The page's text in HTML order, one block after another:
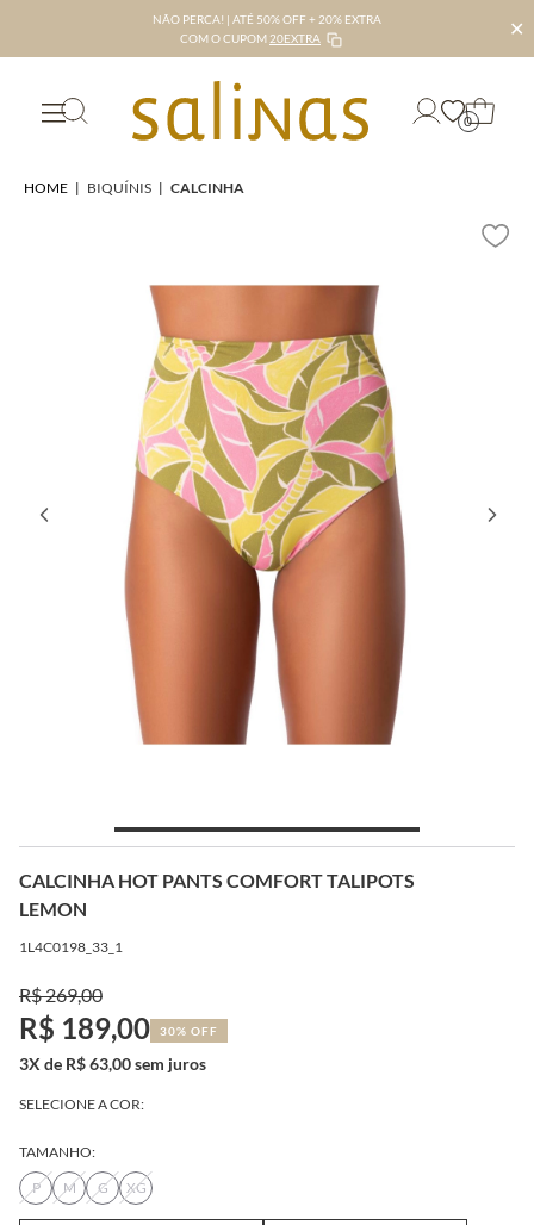
NÃO PERCA! | ATÉ 50% OFF + 20% EXTRA
COM O CUPOM 20EXTRA ✕
0
HOME | BIQUÍNIS | CALCINHA
CALCINHA HOT PANTS COMFORT TALIPOTS
LEMON
1L4C0198_33_1
R$ 269,00
R$ 189,00 30% OFF
3X de R$ 63,00 sem juros
SELECIONE A COR:
TAMANHO:
P
M G XG